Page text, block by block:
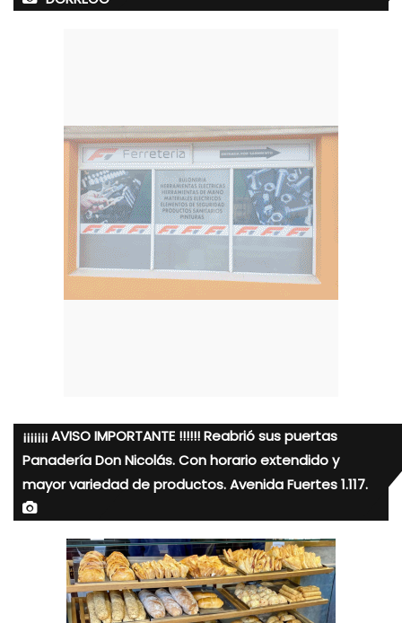
¡¡¡¡¡¡¡ AVISO IMPORTANTE !!!!!! Reabrió sus puertas
Panadería Don Nicolás. Con horario extendido y
mayor variedad de productos. Avenida Fuertes 1.117.